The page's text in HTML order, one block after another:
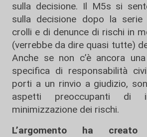
sulla decisione. Il M5s si
sulla decisione dopo la
crolli e di denunce di rischi in
(verrebbe da dire quasi tutte)
Anche se non c’è ancora
specifica di responsabilità
porti a un rinvio a giudizio,
aspetti preoccupanti
minimizzazione dei rischi.
L’argomento ha